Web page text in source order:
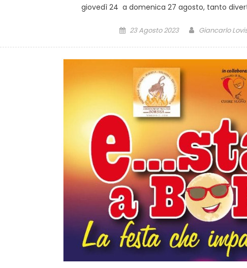
giovedì 24 a domenica 27 agosto, tanto
23 Agosto 2023 Giancarlo